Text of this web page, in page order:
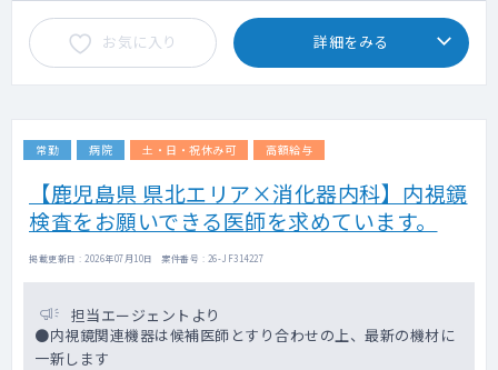
お気に入り 詳細をみる
常勤 病院 土・日・祝休み可 高額給与
【鹿児島県 県北エリア×消化器内科】内視鏡
検査をお願いできる医師を求めています。
掲載更新日 : 2026年07月10日 案件番号 : 26-JF314227
担当エージェントより
●内視鏡関連機器は候補医師とすり合わせの上、最新の機材に
一新します